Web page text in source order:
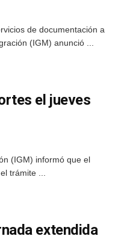
de documentación a
(IGM) anunció ...
el jueves
(IGM) informó que el
trámite ...
extendida